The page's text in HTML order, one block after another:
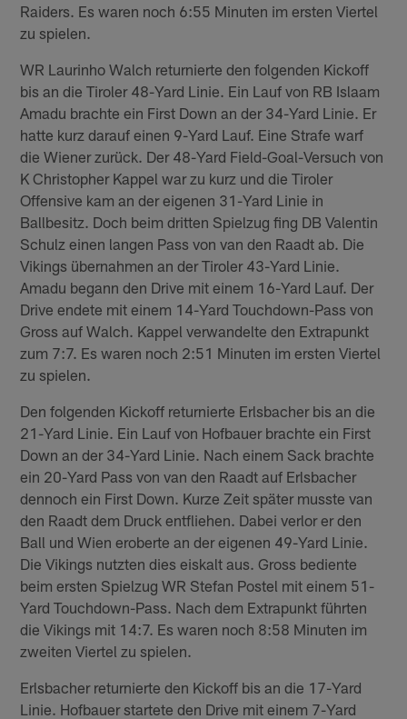
Raiders. Es waren noch 6:55 Minuten im ersten Viertel
zu spielen.
WR Laurinho Walch returnierte den folgenden Kickoff
bis an die Tiroler 48-Yard Linie. Ein Lauf von RB Islaam
Amadu brachte ein First Down an der 34-Yard Linie. Er
hatte kurz darauf einen 9-Yard Lauf. Eine Strafe warf
die Wiener zurück. Der 48-Yard Field-Goal-Versuch von
K Christopher Kappel war zu kurz und die Tiroler
Offensive kam an der eigenen 31-Yard Linie in
Ballbesitz. Doch beim dritten Spielzug fing DB Valentin
Schulz einen langen Pass von van den Raadt ab. Die
Vikings übernahmen an der Tiroler 43-Yard Linie.
Amadu begann den Drive mit einem 16-Yard Lauf. Der
Drive endete mit einem 14-Yard Touchdown-Pass von
Gross auf Walch. Kappel verwandelte den Extrapunkt
zum 7:7. Es waren noch 2:51 Minuten im ersten Viertel
zu spielen.
Den folgenden Kickoff returnierte Erlsbacher bis an die
21-Yard Linie. Ein Lauf von Hofbauer brachte ein First
Down an der 34-Yard Linie. Nach einem Sack brachte
ein 20-Yard Pass von van den Raadt auf Erlsbacher
dennoch ein First Down. Kurze Zeit später musste van
den Raadt dem Druck entfliehen. Dabei verlor er den
Ball und Wien eroberte an der eigenen 49-Yard Linie.
Die Vikings nutzten dies eiskalt aus. Gross bediente
beim ersten Spielzug WR Stefan Postel mit einem 51-
Yard Touchdown-Pass. Nach dem Extrapunkt führten
die Vikings mit 14:7. Es waren noch 8:58 Minuten im
zweiten Viertel zu spielen.
Erlsbacher returnierte den Kickoff bis an die 17-Yard
Linie. Hofbauer startete den Drive mit einem 7-Yard